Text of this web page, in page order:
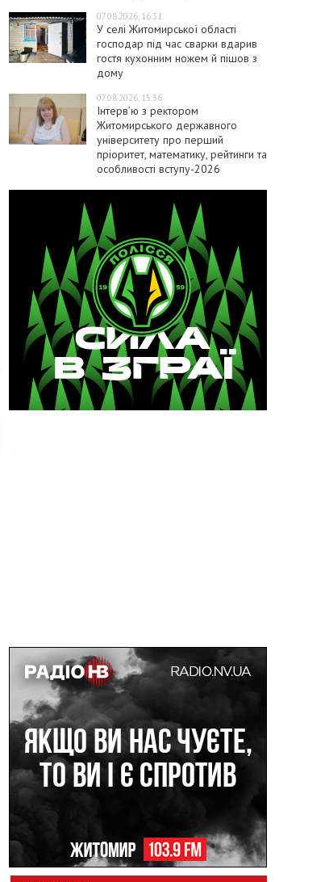
07.08.2026, 16:31
У селі Житомирської області
господар під час сварки вдарив
гостя кухонним ножем й пішов з
дому
07.08.2026, 15:36
Інтерв’ю з ректором
Житомирського державного
університету про перший
пріоритет, математику, рейтинги та
особливості вступу-2026